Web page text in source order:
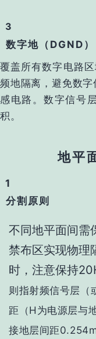
3
数字地（DGND）
覆盖所有数字电路
频地隔离，避免数
感电路。数字信号
积‌。
地平
1
分割原则
不同地平面间需
禁布区实现物理
时，注意保持
则指射频信号层（
距（H为电源层与
接地层间距